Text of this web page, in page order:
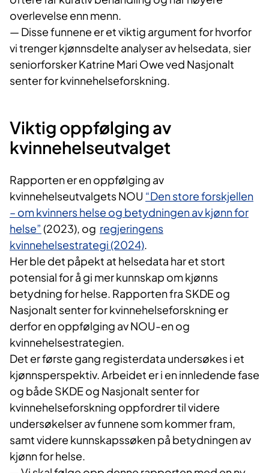
overlevelse enn menn.
— Disse funnene er et viktig argument for hvorfor
vi trenger kjønnsdelte analyser av helsedata, sier
seniorforsker Katrine Mari Owe ved Nasjonalt
senter for kvinnehelseforskning.
Viktig oppfølging av
kvinnehelseutvalget
Rapporten er en oppfølging av
kvinnehelseutvalgets NOU “Den store forskjellen
– om kvinners helse og betydningen av kjønn for
helse” (2023), og regjeringens
kvinnehelsestrategi (2024).
Her ble det påpekt at helsedata har et stort
potensial for å gi mer kunnskap om kjønns
betydning for helse. Rapporten fra SKDE og
Nasjonalt senter for kvinnehelseforskning er
derfor en oppfølging av NOU-en og
kvinnehelsestrategien.
Det er første gang registerdata undersøkes i et
kjønnsperspektiv. Arbeidet er i en innledende fase
og både SKDE og Nasjonalt senter for
kvinnehelseforskning oppfordrer til videre
undersøkelser av funnene som kommer fram,
samt videre kunnskapssøken på betydningen av
kjønn for helse.